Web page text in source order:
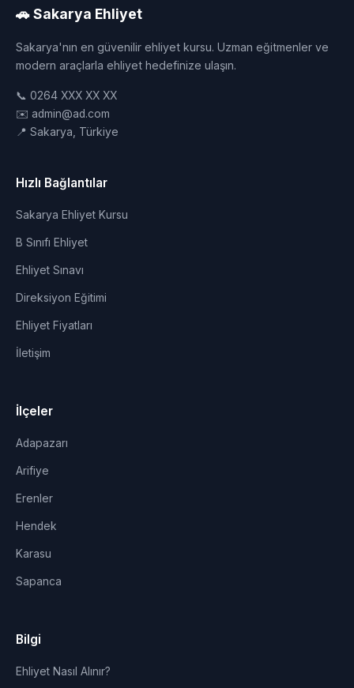
🚗 Sakarya Ehliyet
Sakarya'nın en güvenilir ehliyet kursu. Uzman eğitmenler ve
modern araçlarla ehliyet hedefinize ulaşın.
📞 0264 XXX XX XX
✉️ admin@ad.com
📍 Sakarya, Türkiye
Hızlı Bağlantılar
Sakarya Ehliyet Kursu
B Sınıfı Ehliyet
Ehliyet Sınavı
Direksiyon Eğitimi
Ehliyet Fiyatları
İletişim
İlçeler
Adapazarı
Arifiye
Erenler
Hendek
Karasu
Sapanca
Bilgi
Ehliyet Nasıl Alınır?